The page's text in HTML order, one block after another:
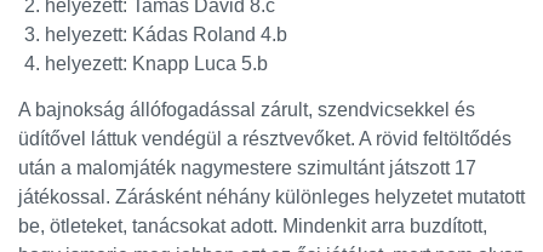
helyezett: Tamás Dávid 8.c
helyezett: Kádas Roland 4.b
helyezett: Knapp Luca 5.b
A bajnokság állófogadással zárult, szendvicsekkel és
üdítővel láttuk vendégül a résztvevőket. A rövid feltöltődés
után a malomjáték nagymestere szimultánt játszott 17
játékossal. Zárásként néhány különleges helyzetet mutatott
be, ötleteket, tanácsokat adott. Mindenkit arra buzdított,